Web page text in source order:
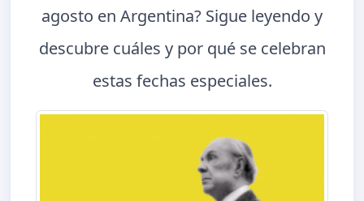
agosto en Argentina? Sigue leyendo y
descubre cuáles y por qué se celebran
estas fechas especiales.